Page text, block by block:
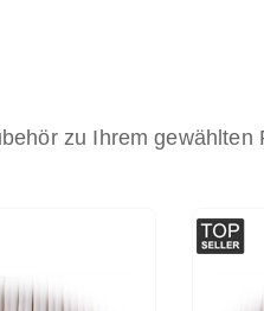
zu Ihrem gewählten